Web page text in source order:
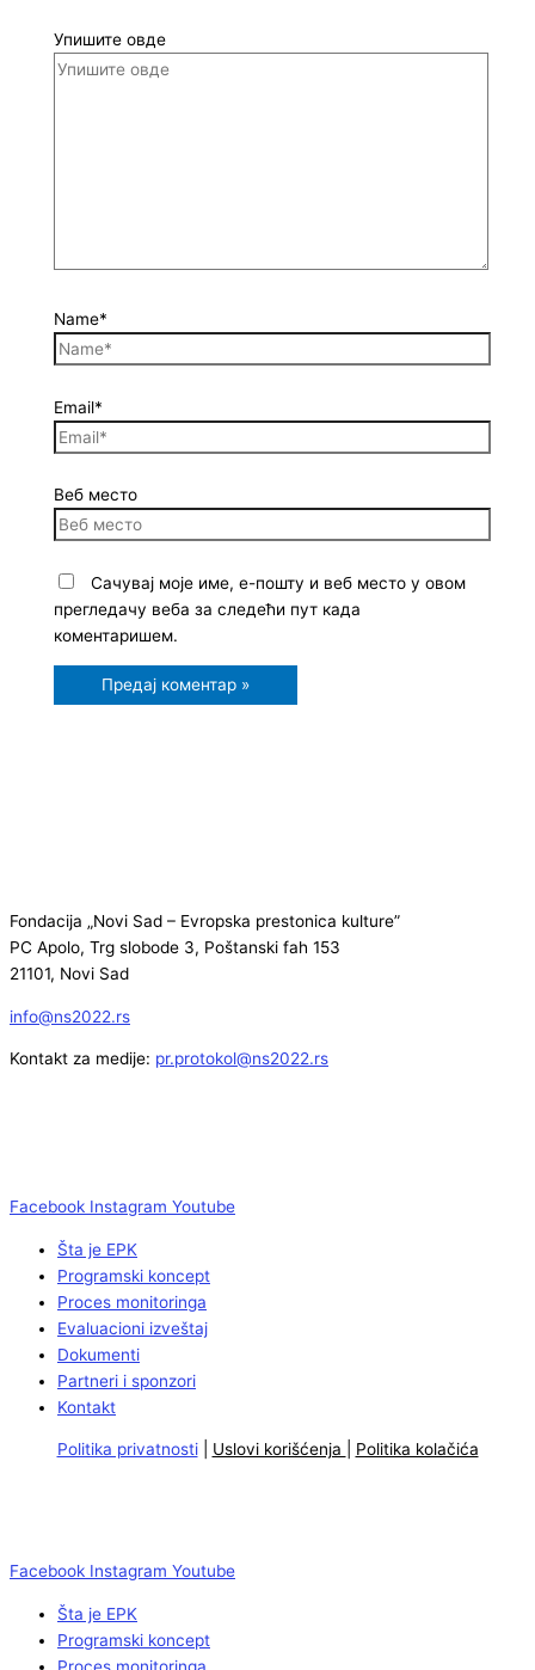
Упишите овде
Name*
Email*
Веб место
Сачувај моје име, е-пошту и веб место у овом
прегледачу веба за следећи пут када
коментаришем.
Fondacija „Novi Sad – Evropska prestonica kulture”
PC Apolo, Trg slobode 3, Poštanski fah 153
21101, Novi Sad
info@ns2022.rs
Kontakt za medije: pr.protokol@ns2022.rs
Facebook Instagram Youtube
Šta je EPK
Programski koncept
Proces monitoringa
Evaluacioni izveštaj
Dokumenti
Partneri i sponzori
Kontakt
Politika privatnosti| Uslovi korišćenja Politika kolačića
Facebook Instagram Youtube
Šta je EPK
Programski koncept
Proces monitoringa